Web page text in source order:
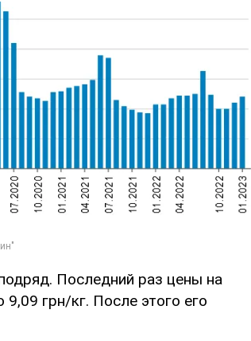
Последний раз цены на
грн/кг. После этого его